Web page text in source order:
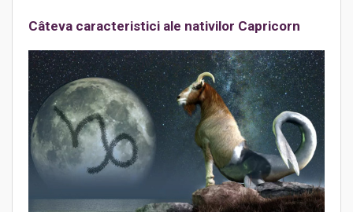
Câteva caracteristici ale nativilor Capricorn